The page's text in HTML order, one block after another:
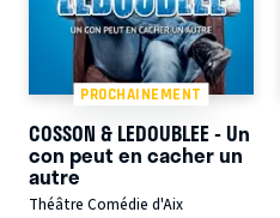
PROCHAINEMENT
COSSON & LEDOUBLEE - Un
con peut en cacher un
autre
Théâtre Comédie d'Aix